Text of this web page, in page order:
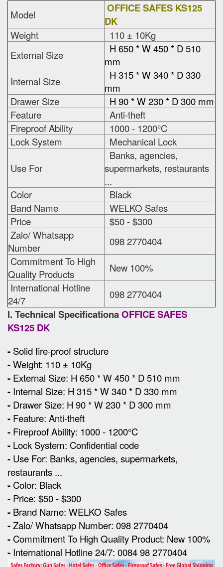
Model
OFFICE SAFES KS125
DK
Weight
110 ± 10Kg
External Size
H 650 * W 450 * D 510
mm
Internal Size
H 315 * W 340 * D 330
mm
Drawer Size
H 90 * W 230 * D 300 mm
Feature
Anti-theft
Fireproof Ability
1000 - 1200°C
Lock System
Mechanical Lock
Use For
Banks, agencies,
supermarkets, restaurants
...
Color
Black
Band Name
WELKO Safes
Price
$50 - $300
Zalo/ Whatsapp
Number
098 2770404
Commitment To High
Quality Products
New 100%
International Hotline
24/7
098 2770404
I. Technical SpecificationaOFFICE SAFES
KS125 DK
- Solid fire-proof structure
-Weight: 110 ± 10Kg
- External Size: H 650 * W 450 * D 510 mm
- Internal Size: H 315 * W 340 * D 330 mm
- Drawer Size: H 90 * W 230 * D 300 mm
- Feature: Anti-theft
- Fireproof Ability: 1000 - 1200°C
- Lock System: Confidential code
- Use For: Banks, agencies, supermarkets,
restaurants ...
- Color: Black
- Price: $50 - $300
- Brand Name: WELKO Safes
-Zalo/ Whatsapp Number: 098 2770404
- Commitment To High Quality Product: New 100%
- International Hotline 24/7: 0084 98 2770404